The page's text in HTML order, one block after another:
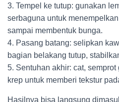
3. Tempel ke tutup: gunakan
serbaguna untuk
sampai membentuk bunga.
4. Pasang batang: selipkan
bagian belakang tutup,
5. Sentuhan akhir: cat, semprot
krep untuk memberi tekstur
Hasilnya bisa langsung